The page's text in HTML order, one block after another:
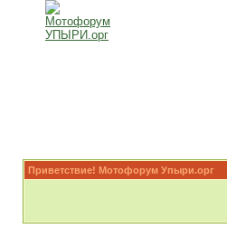
Приветствие! Мотофорум Упыри.орг